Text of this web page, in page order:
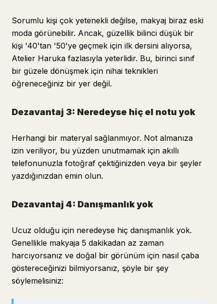
Sorumlu kişi çok yetenekli değilse, makyaj biraz eski
moda görünebilir. Ancak, güzellik bilinci düşük bir
kişi '40'tan '50'ye geçmek için ilk dersini alıyorsa,
Atelier Haruka fazlasıyla yeterlidir. Bu, birinci sınıf
bir güzele dönüşmek için nihai teknikleri
öğreneceğiniz bir yer değil.
Dezavantaj 3: Neredeyse hiç el notu yok
Herhangi bir materyal sağlanmıyor. Not almanıza
izin veriliyor, bu yüzden unutmamak için akıllı
telefonunuzla fotoğraf çektiğinizden veya bir şeyler
yazdığınızdan emin olun.
Dezavantaj 4: Danışmanlık yok
Ucuz olduğu için neredeyse hiç danışmanlık yok.
Genellikle makyaja 5 dakikadan az zaman
harcıyorsanız ve doğal bir görünüm için nasıl çaba
göstereceğinizi bilmiyorsanız, şöyle bir şey
söylemelisiniz: